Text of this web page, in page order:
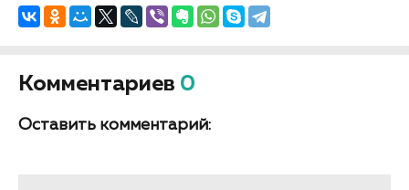
Комментариев 0
Оставить комментарий: